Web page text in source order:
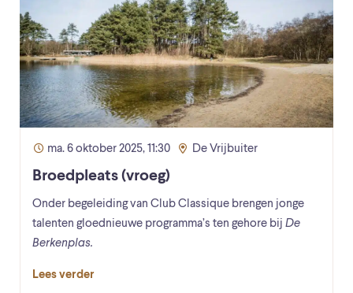
ma. 6 oktober 2025, 11:30 De Vrijbuiter
Broedpleats (vroeg)
Onder begeleiding van Club Classique brengen jonge
talenten gloednieuwe programma’s ten gehore bij De
Berkenplas.
Lees verder